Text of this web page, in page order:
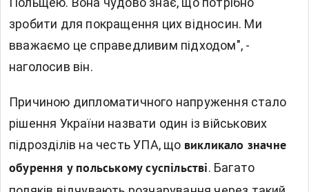
зробити для покращення цих відносин. Ми
вважаємо це справедливим підходом", -
наголосив він.
Причиною дипломатичного напруження стало
рішення України назвати один із військових
підрозділів на честь УПА, що викликало значне
обурення у польському суспільстві. Багато